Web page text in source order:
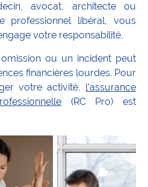
avocat, architecte ou
professionnel libéral, vous
votre responsabilité.
ou un incident peut
financières lourdes. Pour
votre activité, l’assurance
(RC Pro) est